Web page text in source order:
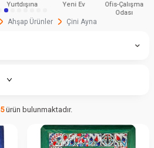
Yurtdışına Yeni Ev
Ofis-Çalışma
Odası
Ahşap Ürünler Çini Ayna
5ürün bulunmaktadır.